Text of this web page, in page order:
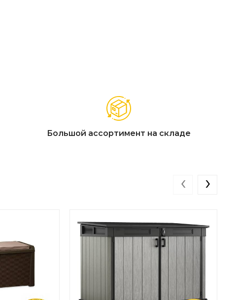
Большой ассортимент на складе
‹ ›